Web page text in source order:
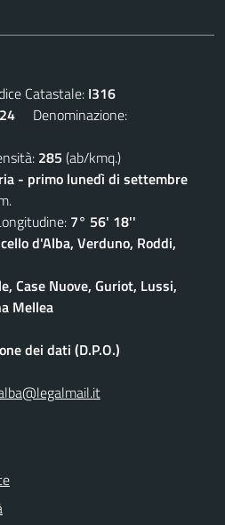
Catastale: I316
Denominazione:
285 (ab/kmq.)
- primo lunedì di settembre
7° 56' 18''
d'Alba, Verduno, Roddi,
Case Nuove, Guriot, Lussi,
Mellea
dei dati (D.P.O.)